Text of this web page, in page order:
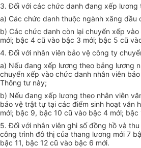
3. Đối với các chức danh đang xếp
a) Các chức danh thuộc ngành xăng
b) Các chức danh còn lại chuyển xếp
mới; bậc 4 cũ vào bậc 3 mới; bậc 5 cũ
4. Đối với nhân viên bảo vệ công ty
a) Nếu đang xếp lương theo bảng lương
chuyển xếp vào chức danh nhân viên
Thông tư này;
b) Nếu đang xếp lương theo nhân viên
bảo vệ trật tự tại các điểm sinh hoạt văn
mới; bậc 9, bậc 10 cũ vào bậc 4 mới; bậc
5. Đối với nhân viên ghi số đồng hồ và
công trình đô thị của thang lương mới 7
bậc 11, bậc 12 cũ vào bậc 6 mới.